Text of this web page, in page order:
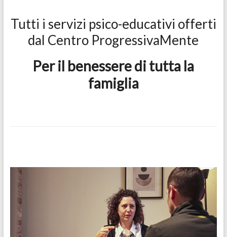
Tutti i servizi psico-educativi offerti
dal Centro ProgressivaMente
Per il benessere di tutta la
famiglia